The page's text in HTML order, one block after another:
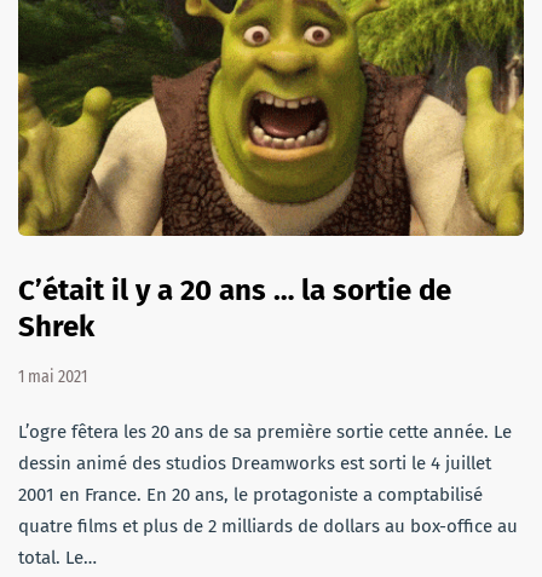
C’était il y a 20 ans … la sortie de
Shrek
1 mai 2021
L’ogre fêtera les 20 ans de sa première sortie cette année. Le
dessin animé des studios Dreamworks est sorti le 4 juillet
2001 en France. En 20 ans, le protagoniste a comptabilisé
quatre films et plus de 2 milliards de dollars au box-office au
total. Le…